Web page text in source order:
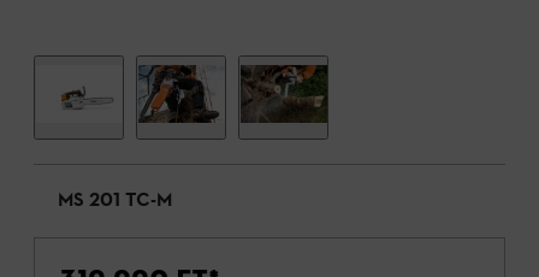
MS 201 TC-M